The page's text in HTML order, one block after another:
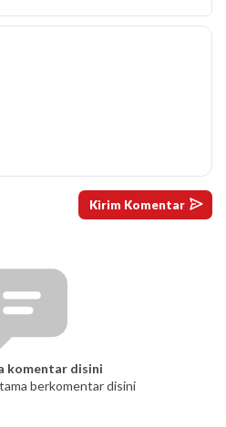
komentar disini
berkomentar disini